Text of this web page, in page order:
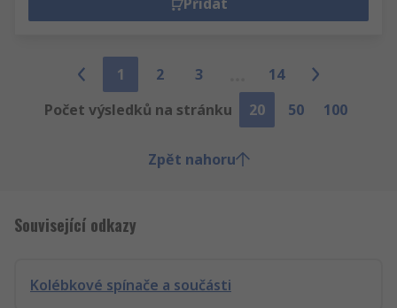
1 2 3
14
Počet výsledků na stránku
20 50 100
Zpět nahoru
Související odkazy
Kolébkové spínače a součásti